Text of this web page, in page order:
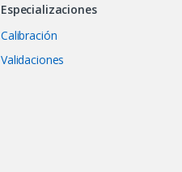
Especializaciones
Calibración
Validaciones